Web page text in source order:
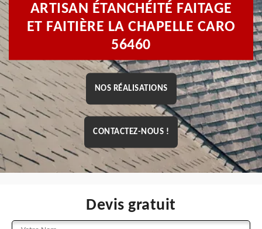
ARTISAN ÉTANCHÉITÉ FAITAGE
ET FAITIÈRE LA CHAPELLE CARO
56460
NOS RÉALISATIONS
CONTACTEZ-NOUS !
Devis gratuit